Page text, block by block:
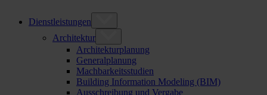
Dienstleistungen
Architektur
Architekturplanung
Generalplanung
Machbarkeitsstudien
Building Information Modeling (BIM)
Ausschreibung und Vergabe